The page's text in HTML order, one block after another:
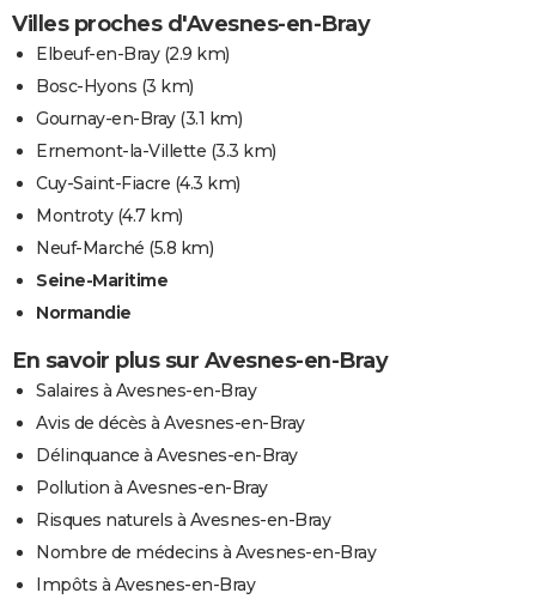
Villes proches d'Avesnes-en-Bray
Elbeuf-en-Bray(2.9 km)
Bosc-Hyons (3 km)
Gournay-en-Bray(3.1 km)
Ernemont-la-Villette (3.3 km)
Cuy-Saint-Fiacre (4.3 km)
Montroty(4.7 km)
Neuf-Marché (5.8 km)
Seine-Maritime
Normandie
En savoir plus sur Avesnes-en-Bray
Salaires à Avesnes-en-Bray
Avis de décès à Avesnes-en-Bray
Délinquance à Avesnes-en-Bray
Pollution à Avesnes-en-Bray
Risques naturels à Avesnes-en-Bray
Nombre de médecins à Avesnes-en-Bray
Impôts à Avesnes-en-Bray